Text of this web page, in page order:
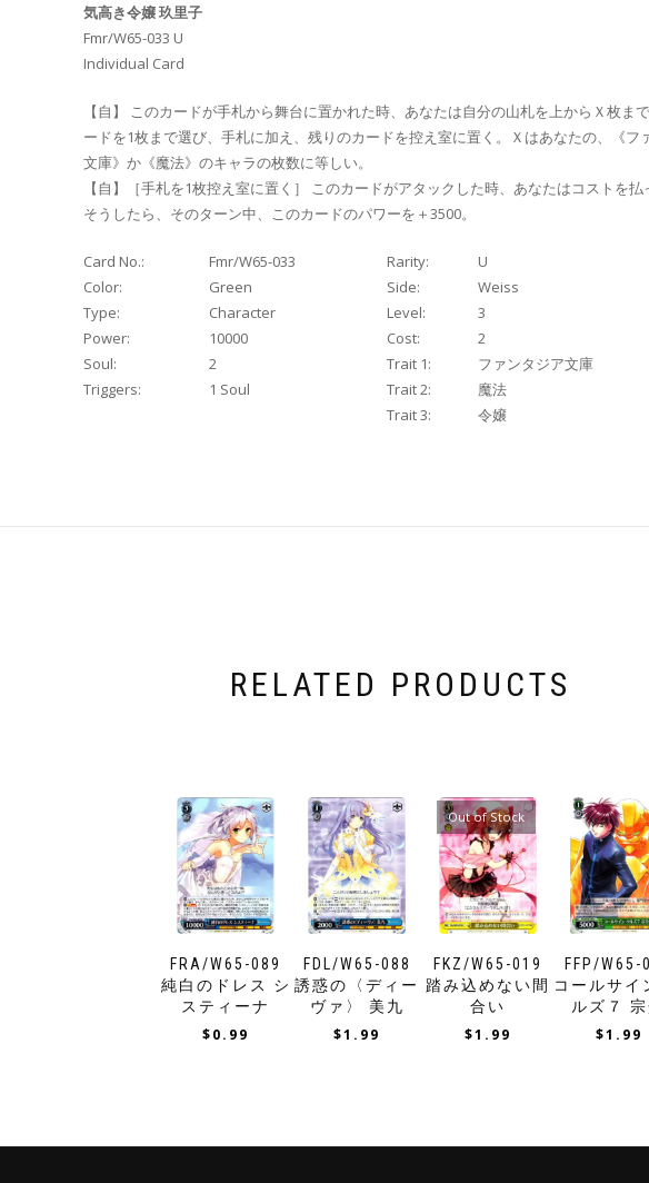
気高き令嬢 玖里子
Fmr/W65-033 U
Individual Card
【自】 このカードが手札から舞台に置かれた時、あなたは自分の山札を上からＸ枚ま
ードを1枚まで選び、手札に加え、残りのカードを控え室に置く。Ｘはあなたの、《フ
文庫》か《魔法》のキャラの枚数に等しい。
【自】［手札を1枚控え室に置く］ このカードがアタックした時、あなたはコストを払
そうしたら、そのターン中、このカードのパワーを＋3500。
Card No.: Fmr/W65-033 Rarity:
U
Color:
Green Side:
Weiss
Type:
Character Level:
3
Power:
10000 Cost:
2
Soul:
2 Trait 1:
ファンタジア文庫
Triggers:
1 Soul Trait 2:
魔法
Trait 3:
令嬢
RELATED PRODUCTS
FRA/W65-089
純白のドレス シ
スティーナ
$0.99
FDL/W65-088
誘惑の〈ディー
ヴァ〉 美九
$1.99
FKZ/W65-019
踏み込めない間
合い
Out of Stock
$1.99
FFP/W65-
コールサイ
ルズ７
$1.99